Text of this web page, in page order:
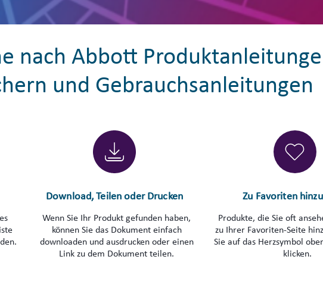
nach Abbott
und Gebrauchsanleitungen
Download, Teilen oder Drucken
Wenn Sie Ihr Produkt gefunden haben,
können Sie das Dokument einfach
downloaden und ausdrucken oder einen
Link zu dem Dokument teilen.
Zu Favoriten
Produkte, die Sie oft
zu Ihrer Favoriten-Seite
Sie auf das Herzsymbol
klicken.